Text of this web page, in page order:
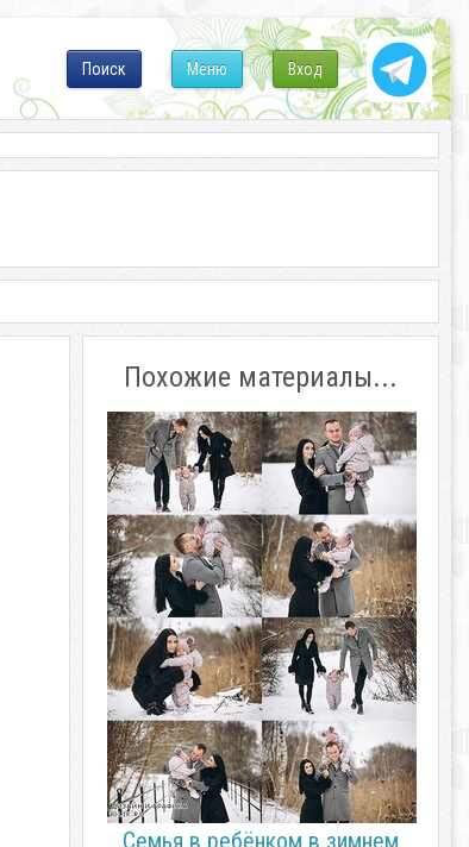
Вход
Меню
Поиск
Похожие материалы...
Семья в ребёнком в зимнем